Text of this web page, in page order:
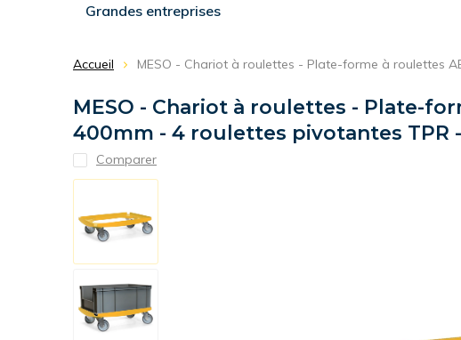
Grandes entreprises
Accueil MESO - Chariot à roulettes - Plate-forme à roulettes
MESO - Chariot à roulettes - Plate-
400mm - 4 roulettes pivotantes TPR
Comparer